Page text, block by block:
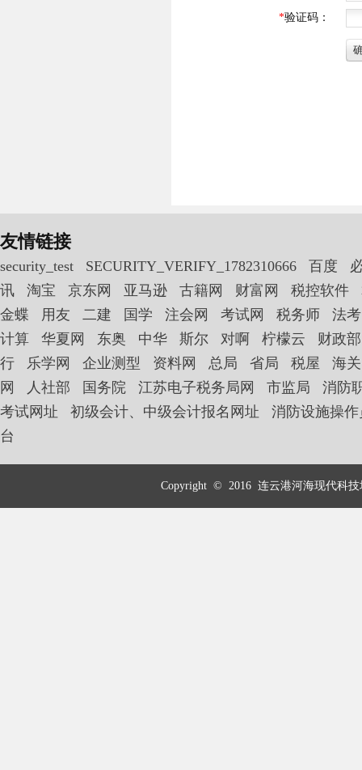
友情链接
security_test SECURITY_VERIFY_1782310666 百度
讯
淘宝 京东网 亚马逊 古籍网 财富网 税控软件
金蝶
用友 二建 国学 注会网 考试网 税务师
法
计算
华夏网 东奥 中华 斯尔 对啊 柠檬云
财政部
行
乐学网 企业测型 资料网 总局 省局 税屋
海关
网
人社部 国务院 江苏电子税务局网 市监局
消防
考试网址
初级会计、中级会计报名网址
消防设施操
台
Copyright © 2016 连云港河海现代科